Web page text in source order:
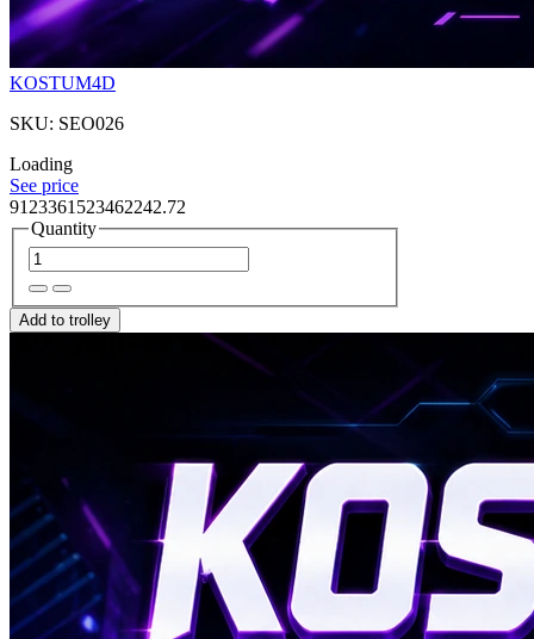
KOSTUM4D
SKU: SEO026
Loading
See price
9123361523462242.72
Quantity
Add to trolley